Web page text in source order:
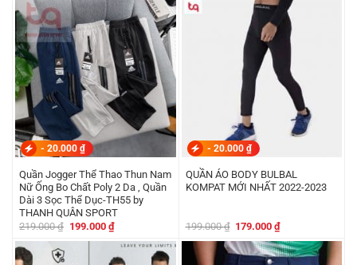
- 20.000 ₫
Quần Jogger Thể Thao Thun Nam
Nữ Ống Bo Chất Poly 2 Da , Quần
Dài 3 Sọc Thể Dục-TH55 by
THANH QUÂN SPORT
219.000₫ Giá
là:
219.000 ₫.
199.000 ₫Giá
hiện
tại
là:
- 20.000 ₫
QUẦN ÁO BODY BULBAL
KOMPAT MỚI NHẤT 2022-2023
199.000₫ Giá
là:
199.000 ₫.
179.000₫Giá
tại
là: